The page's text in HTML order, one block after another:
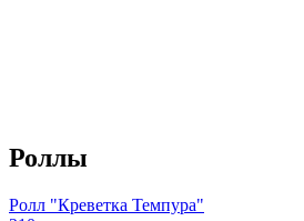
Роллы
Ролл "Креветка Темпура"